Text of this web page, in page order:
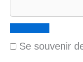
Se souvenir